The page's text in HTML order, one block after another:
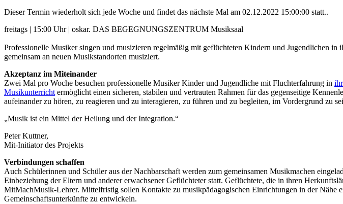
Dieser Termin wiederholt sich jede Woche und findet das nächste Mal am 02.12.2022 15:00:00 statt..
freitags | 15:00 Uhr | oskar. DAS BEGEGNUNGSZENTRUM Musiksaal
Professionelle Musiker singen und musizieren regelmäßig mit geflüchteten Kindern und Jugendlichen
gemeinsam an neuen Musikstandorten musiziert.
Akzeptanz im Miteinander
Zwei Mal pro Woche besuchen professionelle Musiker Kinder und Jugendliche mit Fluchterfahrung in
Musikunterricht ermöglicht einen sicheren, stabilen und vertrauten Rahmen für das gegenseitige
aufeinander zu hören, zu reagieren und zu interagieren, zu führen und zu begleiten, im Vordergrund zu
„Musik ist ein Mittel der Heilung und der Integration.“
Peter Kuttner,
Mit-Initiator des Projekts
Verbindungen schaffen
Auch Schülerinnen und Schüler aus der Nachbarschaft werden zum gemeinsamen Musikmachen
Einbeziehung der Eltern und anderer erwachsener Geflüchteter statt. Geflüchtete, die in ihren
MitMachMusik-Lehrer. Mittelfristig sollen Kontakte zu musikpädagogischen Einrichtungen in der Nähe
Gemeinschaftsunterkünfte zu entwickeln.